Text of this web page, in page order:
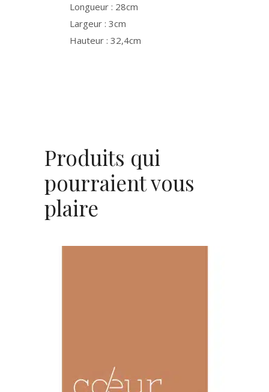
Longueur : 28cm
Largeur : 3cm
Hauteur : 32,4cm
Produits qui
pourraient vous
plaire